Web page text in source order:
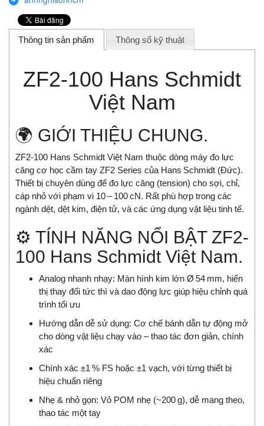
Thông tin sản phẩm Thông số kỹ thuật
ZF2-100 Hans Schmidt
Việt Nam
🌍 GIỚI THIỆU CHUNG.
ZF2-100 Hans Schmidt Việt Nam thuộc dòng máy đo lực
căng cơ học cầm tay ZF2 Series của Hans Schmidt (Đức).
Thiết bị chuyên dùng để đo lực căng (tension) cho sợi, chỉ,
cáp nhỏ với phạm vi 10 – 100 cN. Rất phù hợp trong các
ngành dệt, dệt kim, điện tử, và các ứng dụng vật liệu tinh tế.
⚙️ TÍNH NĂNG NỔI BẬT ZF2-
100 Hans Schmidt Việt Nam.
Analog nhanh nhạy: Màn hình kim lớn Ø 54 mm, hiển
thị thay đổi tức thì và dao động lực giúp hiệu chỉnh quá
trình tối ưu
Hướng dẫn dễ sử dụng: Cơ chế bánh dẫn tự động mở
cho dòng vật liệu chạy vào – thao tác đơn giản, chính
xác
Chính xác ±1 % FS hoặc ±1 vạch, với từng thiết bị
hiệu chuẩn riêng
Nhẹ & nhỏ gọn: Vỏ POM nhẹ (~200 g), dễ mang theo,
thao tác một tay